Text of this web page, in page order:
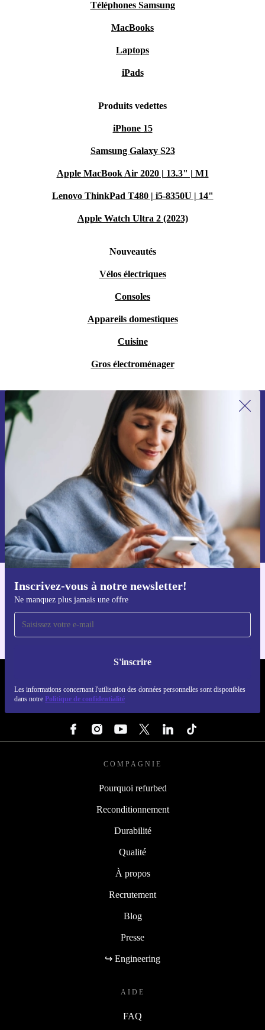
Téléphones Samsung
MacBooks
Laptops
iPads
Produits vedettes
iPhone 15
Samsung Galaxy S23
Apple MacBook Air 2020 | 13.3" | M1
Lenovo ThinkPad T480 | i5-8350U | 14"
Apple Watch Ultra 2 (2023)
Nouveautés
Vélos électriques
Consoles
Appareils domestiques
Cuisine
Gros électroménager
Inscrivez-vous à notre newsletter!
Ne manquez plus jamais une offre
S'inscrire
Les informations concernant l'utilisation des données personnelles sont disponibles
dans notre Politique de confidentialité
Recevoir offres et infos de refurbed
par mail
Ne manquez plus aucune offre.
S'inscrire
Retrouvez les informations sur l'utilisation des données personnelles
dans notre
politique de confidentialité.
Téléchargez l'application refurbed
Pour iOS et Android
COMPAGNIE
Pourquoi refurbed
Reconditionnement
Durabilité
Qualité
À propos
Recrutement
Blog
Presse
↪ Engineering
AIDE
FAQ